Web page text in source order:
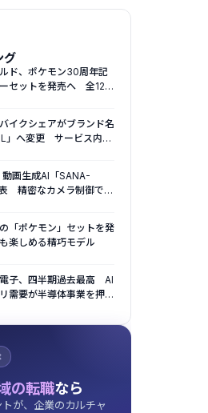
グ
ド、ポケモン30周年記
セットを発売へ 全12種
イクシェアがブランド名
」へ変更 サービス内容
動画生成AI「SANA-
精密なカメラ制御で視
「ポケモン」セットを発
楽しめる精巧モデル
子、四半期過去最高 AI
需要が半導体事業を押し
の転職なら
が、企業のカルチャ